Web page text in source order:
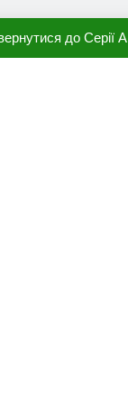
до Серії А